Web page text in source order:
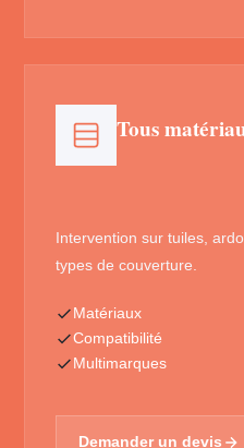
Tous
Intervention sur tuiles,
types de couverture.
Matériaux
Compatibilité
Multimarques
Demander un devis